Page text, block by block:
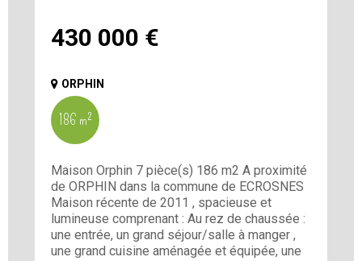
430 000 €
ORPHIN
186 m²
Maison Orphin 7 pièce(s) 186 m2 A proximité
de ORPHIN dans la commune de ECROSNES
Maison récente de 2011 , spacieuse et
lumineuse comprenant : Au rez de chaussée :
une entrée, un grand séjour/salle à manger ,
une grand cuisine aménagée et équipée, une